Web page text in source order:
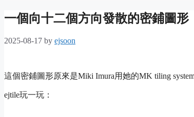
一個向十二個方向發散的密鋪圖形
2025-08-17 by ejsoon
這個密鋪圖形原來是Miki Imura用她的MK tiling
ejtile玩一玩 ：